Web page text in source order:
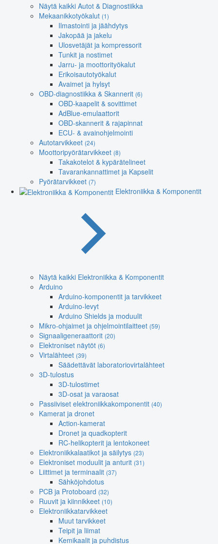
Näytä kaikki Autot & Diagnostiikka
Mekaanikkotyökalut (1)
Ilmastointi ja jäähdytys
Jakopää ja jakelu
Ulosvetäjät ja kompressorit
Tunkit ja nostimet
Jarru- ja moottorityökalut
Erikoisautotyökalut
Avaimet ja hylsyt
OBD-diagnostiikka & Skannerit (6)
OBD-kaapelit & sovittimet
AdBlue-emulaattorit
OBD-skannerit & rajapinnat
ECU- & avainohjelmointi
Autotarvikkeet (24)
Moottoripyörätarvikkeet (8)
Takakotelot & kypärätelineet
Tavarankannattimet ja Kapselit
Pyörätarvikkeet (7)
Elektroniikka & Komponentit
Näytä kaikki Elektroniikka & Komponentit
Arduino
Arduino-komponentit ja tarvikkeet
Arduino-levyt
Arduino Shields ja moduulit
Mikro-ohjaimet ja ohjelmointilaitteet (59)
Signaaligeneraattorit (20)
Elektroniset näytöt (6)
Virtalähteet (39)
Säädettävät laboratoriovirtalähteet
3D-tulostus
3D-tulostimet
3D-osat ja varaosat
Passiiviset elektroniikkakomponentit (40)
Kamerat ja dronet
Action-kamerat
Dronet ja quadkopterit
RC-helikopterit ja lentokoneet
Elektroniikkalaatikot ja säilytys (23)
Elektroniset moduulit ja anturit (31)
Liittimet ja terminaalit (37)
Sähköjohdotus
PCB ja Protoboard (32)
Ruuvit ja kiinnikkeet (10)
Elektroniikkatarvikkeet
Muut tarvikkeet
Teipit ja liimat
Kemikaalit ja puhdistus